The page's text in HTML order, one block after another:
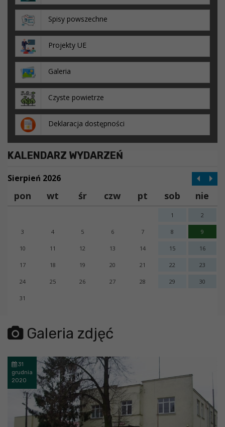
Spisy powszechne
Projekty UE
Galeria
Czyste powietrze
Deklaracja dostępności
KALENDARZ WYDARZEŃ
Sierpień 2026
pon wt śr czw pt sob nie
1 2
3 4 5 6 7 8 9
10 11 12 13 14 15 16
17 18 19 20 21 22 23
24 25 26 27 28 29 30
31
error getting json:
Galeria zdjęć
31
grudnia
2020